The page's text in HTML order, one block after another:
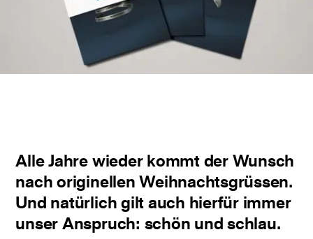
Alle Jahre wieder kommt der Wunsch
nach originellen Weihnachtsgrüssen.
Und natürlich gilt auch hierfür immer
unser Anspruch: schön und schlau.